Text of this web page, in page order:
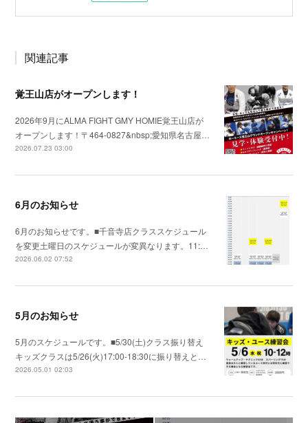
関連記事
覚王山店がオープンします！
2026年9月にALMA FIGHT GMY HOMIE覚王山店が
オープンします！〒464-0827&nbsp;愛知県名古屋…
2026.07.23 03:00
6月のお知らせ
6月のお知らせです。■千音寺店クラススケジュール
を変更土曜日のスケジュールが変異なります。11:…
2026.06.02 07:52
5月のお知らせ
5月のスケジュールです。■5/30(土)クラス振り替え
キッズクラスは5/26(火)17:00-18:30に振り替えと…
2026.05.01 02:03